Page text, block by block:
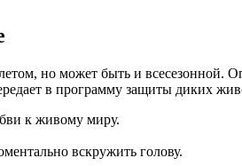
но может быть и всесезонной.
в программу защиты диких
к живому миру.
вскружить голову.